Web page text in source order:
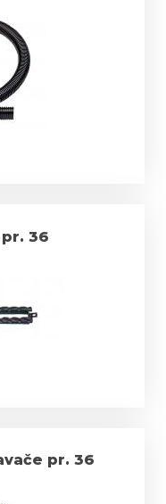
36
pr. 36